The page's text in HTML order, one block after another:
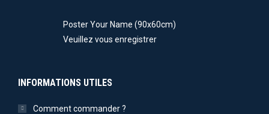
Poster Your Name (90x60cm)
Veuillez vous enregistrer
INFORMATIONS UTILES
Comment commander ?